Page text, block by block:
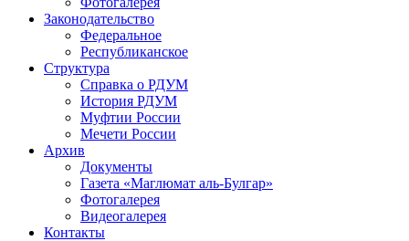
Законодательство
Федеральное
Республиканское
Структура
Справка о РДУМ
История РДУМ
Муфтии России
Мечети России
Архив
Документы
Газета «Маглюмат аль-Булгар»
Фотогалерея
Видеогалерея
Контакты